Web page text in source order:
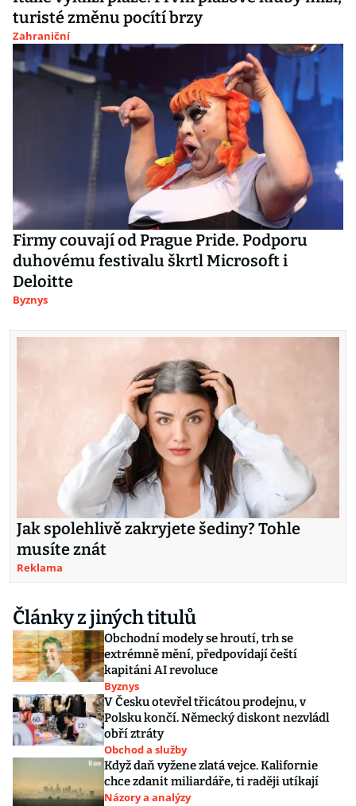
turisté změnu pocítí brzy
Zahraniční
Firmy couvají od Prague Pride. Podporu
duhovému festivalu škrtl Microsoft i
Deloitte
Byznys
Jak spolehlivě zakryjete šediny? Tohle
musíte znát
Reklama
Články z jiných titulů
Obchodní modely se hroutí, trh se
extrémně mění, předpovídají čeští
kapitáni AI revoluce
Byznys
V Česku otevřel třicátou prodejnu, v
Polsku končí. Německý diskont nezvládl
obří ztráty
Obchod a služby
Když daň vyžene zlatá vejce. Kalifornie
chce zdanit miliardáře, ti raději utíkají
Názory a analýzy